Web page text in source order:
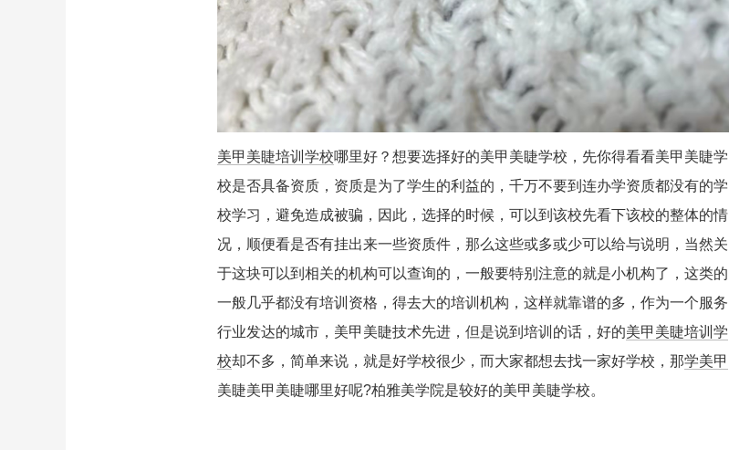
美甲美睫培训学校哪里好？想要选择好的美甲美睫学校，先你得看看美甲美睫学
校是否具备资质，资质是为了学生的利益的，千万不要到连办学资质都没有的学
校学习，避免造成被骗，因此，选择的时候，可以到该校先看下该校的整体的情
况，顺便看是否有挂出来一些资质件，那么这些或多或少可以给与说明，当然关
于这块可以到相关的机构可以查询的，一般要特别注意的就是小机构了，这类的
一般几乎都没有培训资格，得去大的培训机构，这样就靠谱的多，作为一个服务
行业发达的城市，美甲美睫技术先进，但是说到培训的话，好的美甲美睫培训学
校却不多，简单来说，就是好学校很少，而大家都想去找一家好学校，那学美甲
美睫美甲美睫哪里好呢?柏雅美学院是较好的美甲美睫学校。